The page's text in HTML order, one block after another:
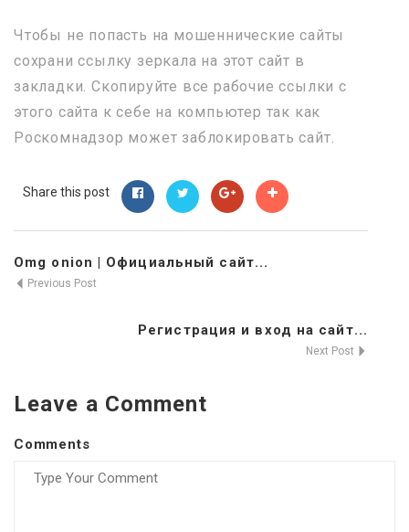
Чтобы не попасть на мошеннические сайты
сохрани ссылку зеркала на этот сайт в
закладки. Скопируйте все рабочие ссылки с
этого сайта к себе на компьютер так как
Роскомнадзор может заблокировать сайт.
Share this post
Omg onion | Официальный сайт...
Previous Post
Регистрация и вход на сайт...
Next Post
Leave a Comment
Comments